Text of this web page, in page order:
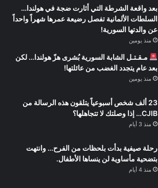
بعد واقعة الشرطة التي أثارت ضجة في هولندا…
السلطات الألمانية تفصل رضيعة عمرها شهراً واحداً
عن والدتها السورية!
منذ يومين
مـقـتـل الشابة السورية بُشرى هزّ هولندا… لكن
بعد عام يتجدد الغضب من عائلتها!
منذ يومين
23 ألف شخص أسبوعياً يتلقون هذه الرسالة من
CJIB… إذا وصلتك لا تتجاهلها؟
منذ 3 أيام
رحلة صيفية بدأت بلحظات من الفرح… وانتهت
بتضحية مأساوية لن ينساها الأطفال.
منذ 4 أيام